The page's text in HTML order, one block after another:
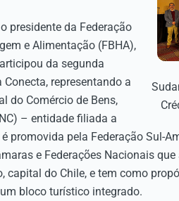
presidente da Federação
e Alimentação (FBHA),
da segunda
representando a
do Comércio de Bens,
– entidade filiada a
é promovida pela Federação Sul-
e Federações Nacionais
capital do Chile, e tem como
bloco turístico integrado.